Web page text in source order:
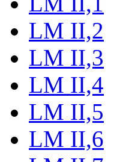
LM II,2
LM II,3
LM II,4
LM II,5
LM II,6